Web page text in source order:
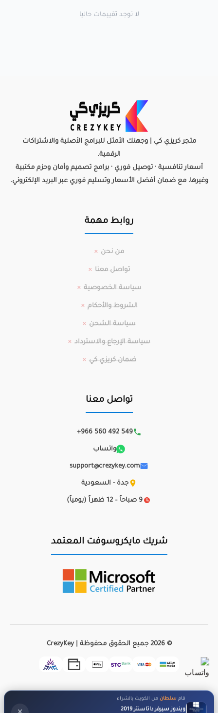
لا توجد تقييمات حاليا
متجر كريزي كي | وجهتك الأمثل للبرامج الأصلية والاشتراكات
الرقمية.
أسعار تنافسية · توصيل فوري · برامج تصميم وأمان وحزم مكتبية
وغيرها، مع ضمان أفضل الأسعار وتسليم فوري عبر البريد الإلكتروني.
روابط مهمة
من نحن
تواصل معنا
سياسة الخصوصية
الشروط والأحكام
سياسة الشحن
سياسة الإرجاع والاسترداد
ضمان كريزي كي
تواصل معنا
+966 560 492 549
واتساب
support@crezykey.com
جدة - السعودية
9 صباحاً – 12 ظهراً (يومياً)
شريك مايكروسوفت المعتمد
© 2026 جميع الحقوق محفوظة | CrezyKey
قام سلطان من الكويت بالشراء
ويندوز سيرفر داتاسنتر 2019 ×